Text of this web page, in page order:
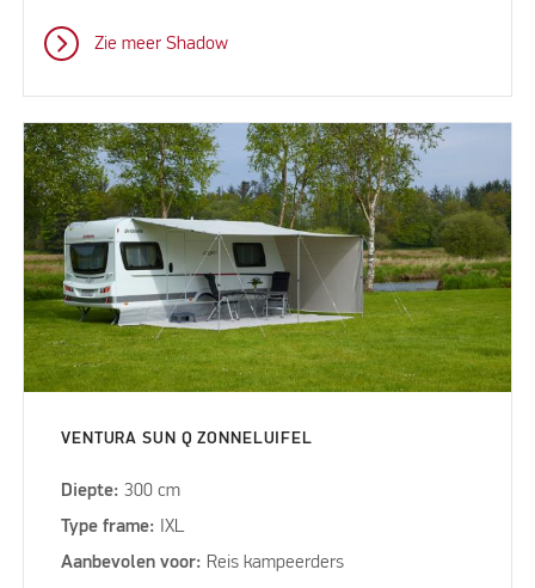
Zie meer Shadow
VENTURA SUN Q ZONNELUIFEL
Diepte:300 cm
Type frame: IXL
Aanbevolen voor: Reis kampeerders